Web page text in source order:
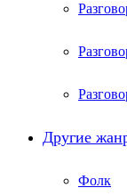
Другие
Фолк